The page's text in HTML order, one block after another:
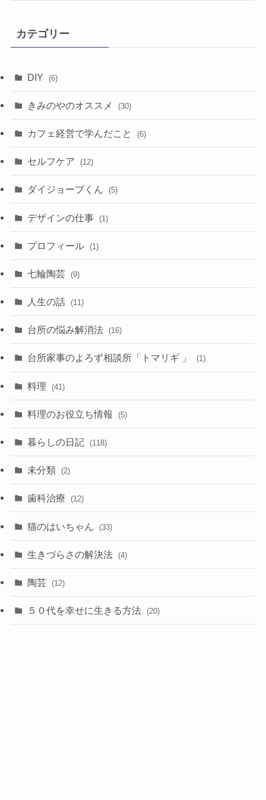
ブ
カテゴリー
DIY (6)
きみのやのオススメ (30)
カフェ経営で学んだこと (6)
セルフケア (12)
ダイジョーブくん (5)
デザインの仕事 (1)
プロフィール (1)
七輪陶芸 (9)
人生の話 (11)
台所の悩み解消法 (16)
台所家事のよろず相談所「トマリギ 」 (1)
料理 (41)
料理のお役立ち情報 (5)
暮らしの日記 (118)
未分類 (2)
歯科治療 (12)
猫のはいちゃん (33)
生きづらさの解決法 (4)
陶芸 (12)
５０代を幸せに生きる方法 (20)